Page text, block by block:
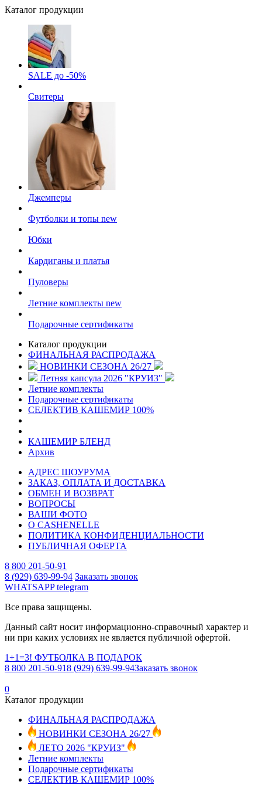
Каталог продукции
SALE до -50%
Свитеры
Джемперы
Футболки и топы new
Юбки
Кардиганы и платья
Пуловеры
Летние комплекты new
Подарочные сертификаты
Каталог продукции
ФИНАЛЬНАЯ РАСПРОДАЖА
НОВИНКИ СЕЗОНА 26/27
Летняя капсула 2026 "КРУИЗ"
Летние комплекты
Подарочные сертификаты
СЕЛЕКТИВ КАШЕМИР 100%
КАШЕМИР БЛЕНД
Архив
АДРЕС ШОУРУМА
ЗАКАЗ, ОПЛАТА И ДОСТАВКА
ОБМЕН И ВОЗВРАТ
ВОПРОСЫ
ВАШИ ФОТО
О CASHENELLE
ПОЛИТИКА КОНФИДЕНЦИАЛЬНОСТИ
ПУБЛИЧНАЯ ОФЕРТА
8 800 201-50-91
8 (929) 639-99-94 Заказать звонок
WHATSAPPtelegram
Все права защищены.
Данный сайт носит информационно-справочный характер и
ни при каких условиях не является публичной офертой.
1+1=3! ФУТБОЛКА В ПОДАРОК
8 800 201-50-918 (929) 639-99-94Заказать звонок
0
Каталог продукции
ФИНАЛЬНАЯ РАСПРОДАЖА
НОВИНКИ СЕЗОНА 26/27
ЛЕТО 2026 "КРУИЗ"
Летние комплекты
Подарочные сертификаты
СЕЛЕКТИВ КАШЕМИР 100%